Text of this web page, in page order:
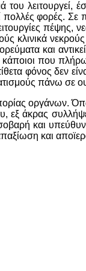
λειτουργεί,
πολλές φορές.
πέψης,
κλινικά
και
που
φόνος δεν
πάνω σε
οργάνων.
εξ άκρας
και
και